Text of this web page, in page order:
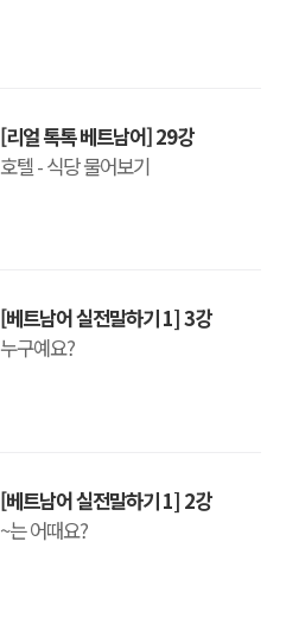
[리얼 톡톡 베트남어] 29강
호텔 - 식당 물어보기
[베트남어 실전말하기 1] 3강
누구예요?
[베트남어 실전말하기 1] 2강
~는 어때요?